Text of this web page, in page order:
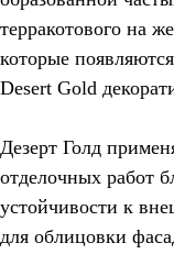
терракотового на
которые
Desert Gold
Дезерт Голд
отделочных работ
устойчивости к
для облицовки